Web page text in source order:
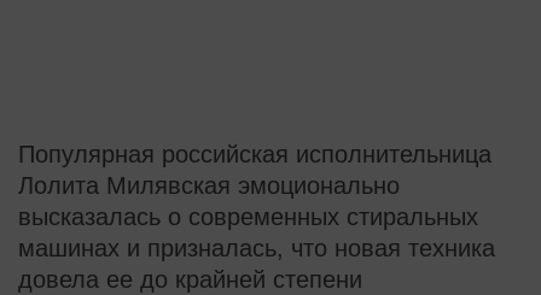
Популярная российская исполнительница
Лолита Милявская эмоционально
высказалась о современных стиральных
машинах и призналась, что новая техника
довела ее до крайней степени